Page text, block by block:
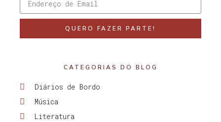
QUERO FAZER PARTE!
CATEGORIAS DO BLOG
Diários de Bordo
Música
Literatura